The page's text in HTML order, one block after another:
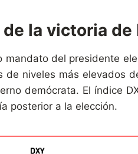
la victoria de
mandato del presidente
niveles más elevados
demócrata. El índice
posterior a la elección.